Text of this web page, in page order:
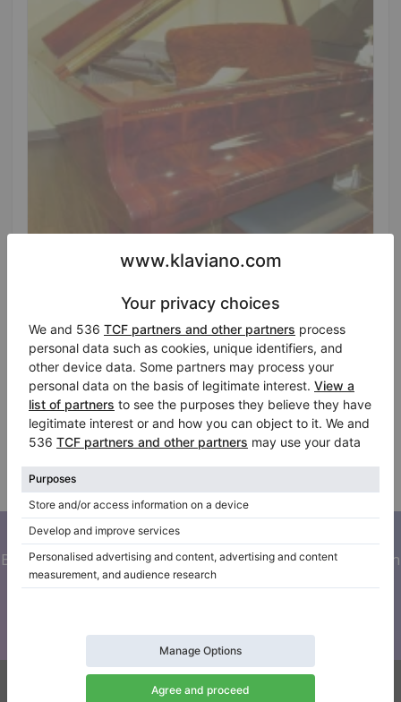
Preisanfrage
Hot
Sauter Omega 220 — veredelter Halbkonzertflügel
Land:Vereinigte Staaten
von Amerika
Stadt:Bellevue
Klavierhändler/Klavierstimmer
Abonnieren Sie unseren Newsletter
Bleiben Sie auf dem Laufenden mit allen Neuigkeiten von
Klaviano